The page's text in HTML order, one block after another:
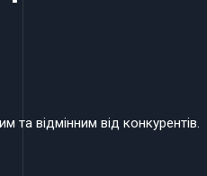
відмінним від конкурентів.